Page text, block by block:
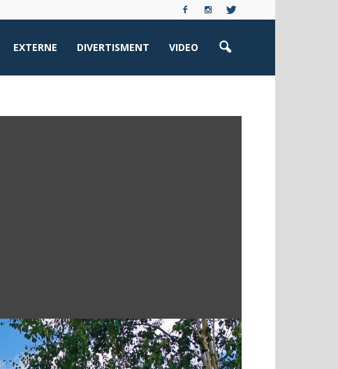
EXTERNE DIVERTISMENT VIDEO